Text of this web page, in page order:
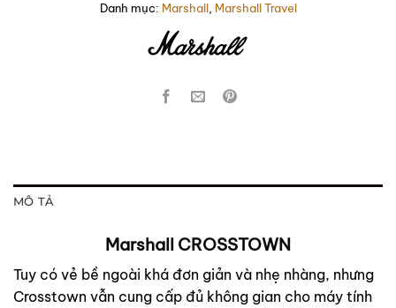
Danh mục: Marshall, Marshall Travel
MÔ TẢ
Marshall CROSSTOWN
Tuy có vẻ bề ngoài khá đơn giản và nhẹ nhàng, nhưng
Crosstown vẫn cung cấp đủ không gian cho máy tính